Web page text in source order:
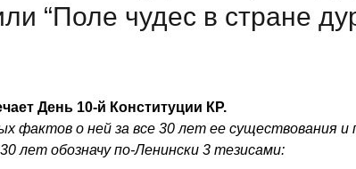
“Поле чудес в стране
День 10-й Конституции КР.
фактов о ней за все 30 лет ее существования
лет обозначу по-Ленински 3 тезисами: